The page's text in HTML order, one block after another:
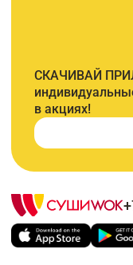
СКАЧИВАЙ
в акциях!